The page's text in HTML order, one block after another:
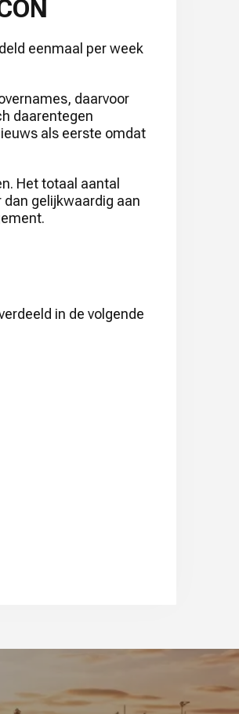
eenmaal per week
daarvoor
daarentegen
als eerste omdat
Het totaal aantal
gelijkwaardig aan
in de volgende